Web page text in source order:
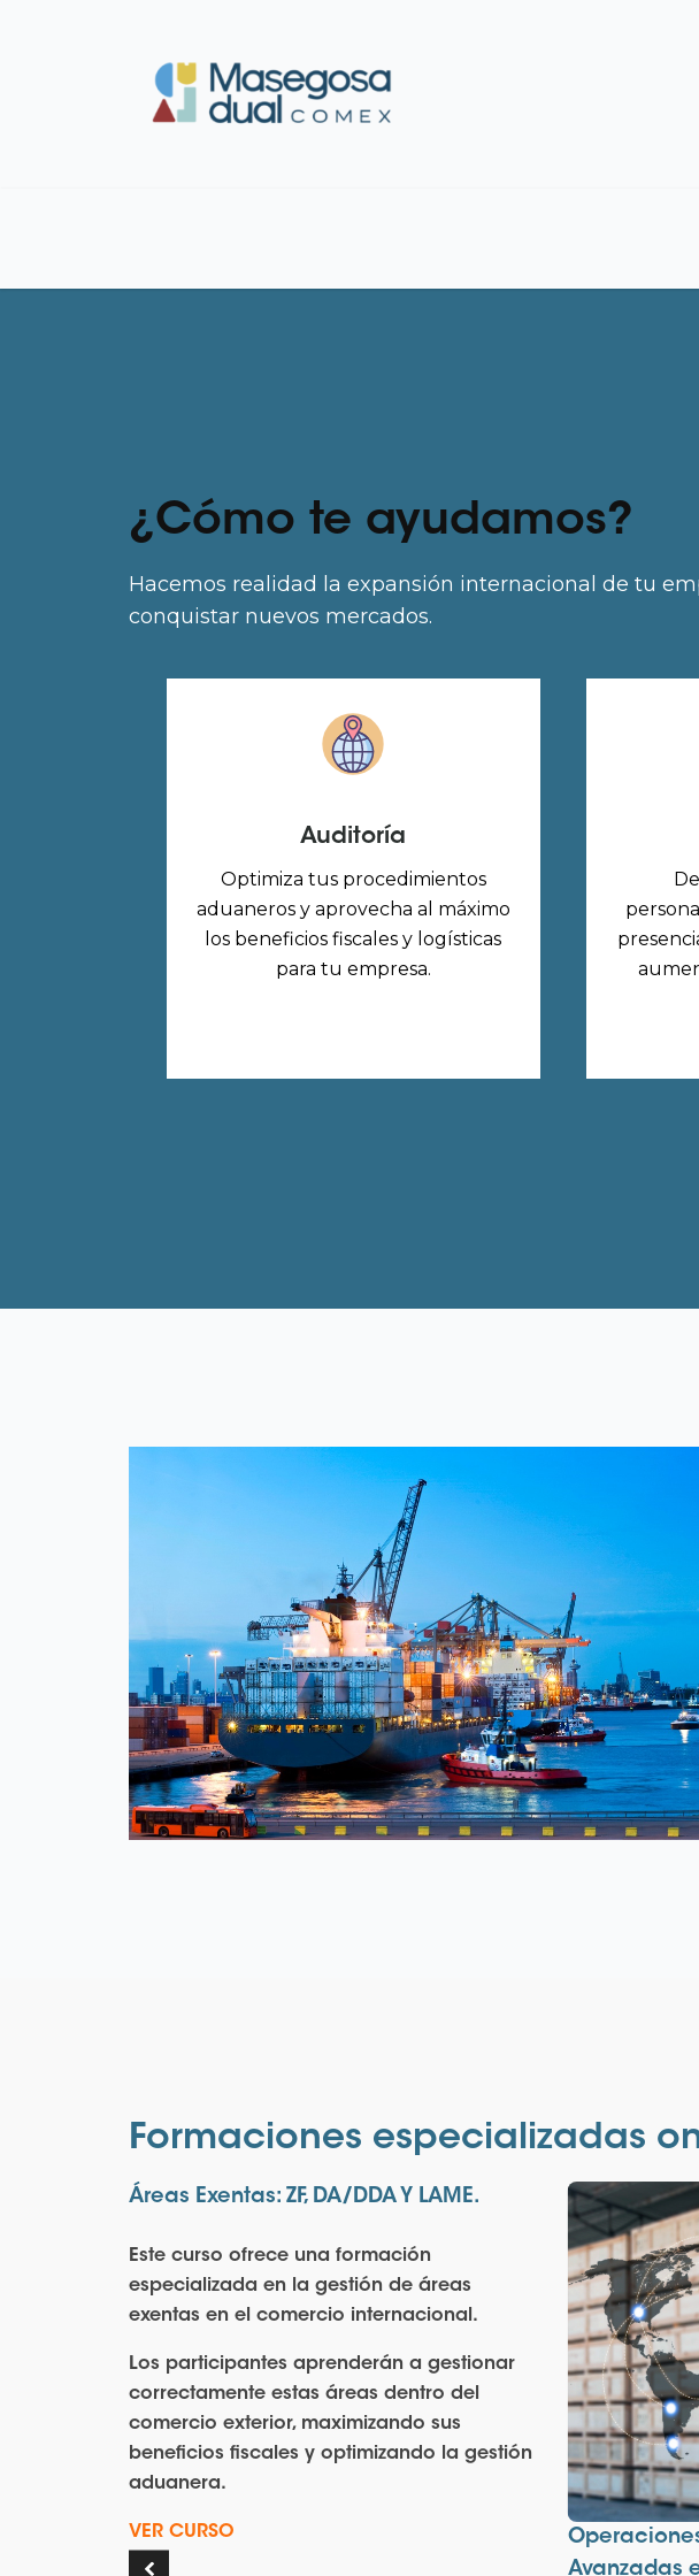
¿Cómo te ayudamos?
Hacemos realidad la expansión internacional de tu
conquistar nuevos mercados.
Auditoría
Optimiza tus procedimientos
aduaneros y aprovecha al máximo
los beneficios fiscales y logísticas
para tu empresa.
Formaciones especializadas
Avanzadas
Áreas Exentas: ZF, DA/DDA Y LAME.
Este curso ofrece una formación
especializada en la gestión de áreas
exentas en el comercio internacional.
Los participantes aprenderán a gestionar
correctamente estas áreas dentro del
comercio exterior, maximizando sus
beneficios fiscales y optimizando la gestión
aduanera.
VER CURSO